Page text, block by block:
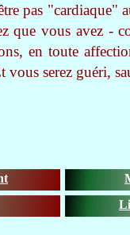
pas "cardiaque"
que vous avez -
en toute
vous serez guéri,